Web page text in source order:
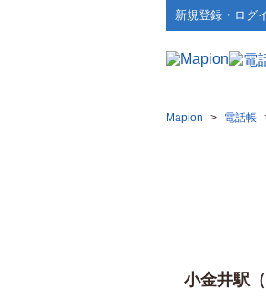
新規登録・ログ
Mapion > 電話帳
小金井駅